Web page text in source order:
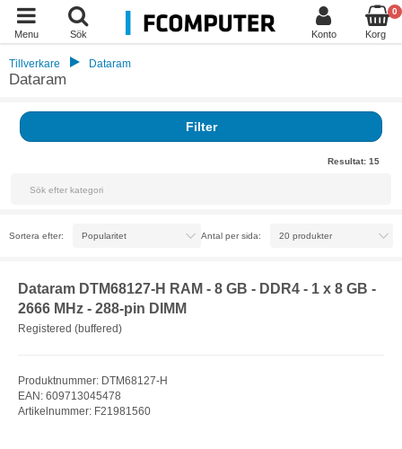
Menu Sök Konto
0
Korg
Tillverkare Dataram
Dataram
Filter
Resultat: 15
Sortera efter: Antal per sida:
Dataram DTM68127-H RAM - 8 GB - DDR4 - 1 x 8 GB -
2666 MHz - 288-pin DIMM
Registered (buffered)
Produktnummer: DTM68127-H
EAN: 609713045478
Artikelnummer: F21981560